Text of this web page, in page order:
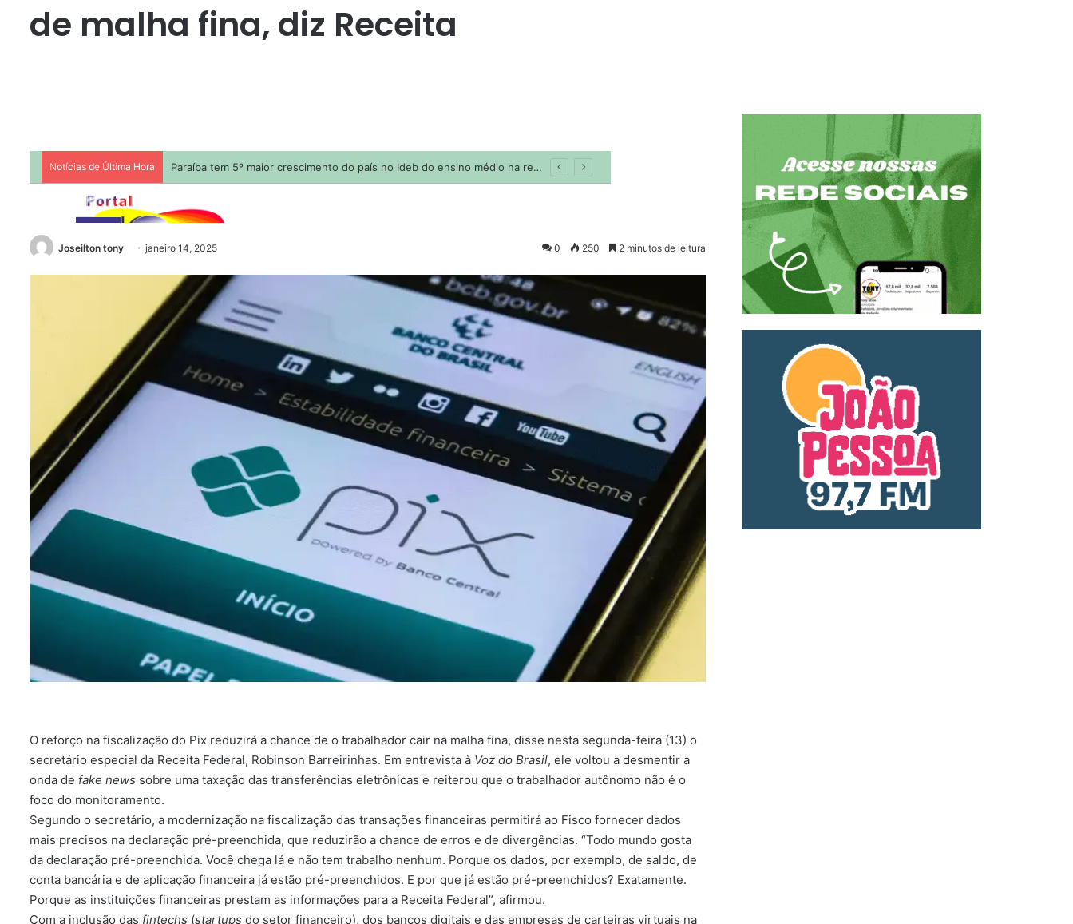
de malha fina, diz Receita
Joseilton tony janeiro 14, 2025 0 250 2 minutos de leitura
O reforço na fiscalização do Pix reduzirá a chance de o trabalhador cair na malha fina, disse nesta segunda-feira (13) o
secretário especial da Receita Federal, Robinson Barreirinhas. Em entrevista à Voz do Brasil, ele voltou a desmentir a
onda de fake news sobre uma taxação das transferências eletrônicas e reiterou que o trabalhador autônomo não é o
foco do monitoramento.
Segundo o secretário, a modernização na fiscalização das transações financeiras permitirá ao Fisco fornecer dados
mais precisos na declaração pré-preenchida, que reduzirão a chance de erros e de divergências. “Todo mundo gosta
da declaração pré-preenchida. Você chega lá e não tem trabalho nenhum. Porque os dados, por exemplo, de saldo, de
conta bancária e de aplicação financeira já estão pré-preenchidos. E por que já estão pré-preenchidos? Exatamente.
Porque as instituições financeiras prestam as informações para a Receita Federal”, afirmou.
Com a inclusão das fintechs (startups do setor financeiro), dos bancos digitais e das empresas de carteiras virtuais na